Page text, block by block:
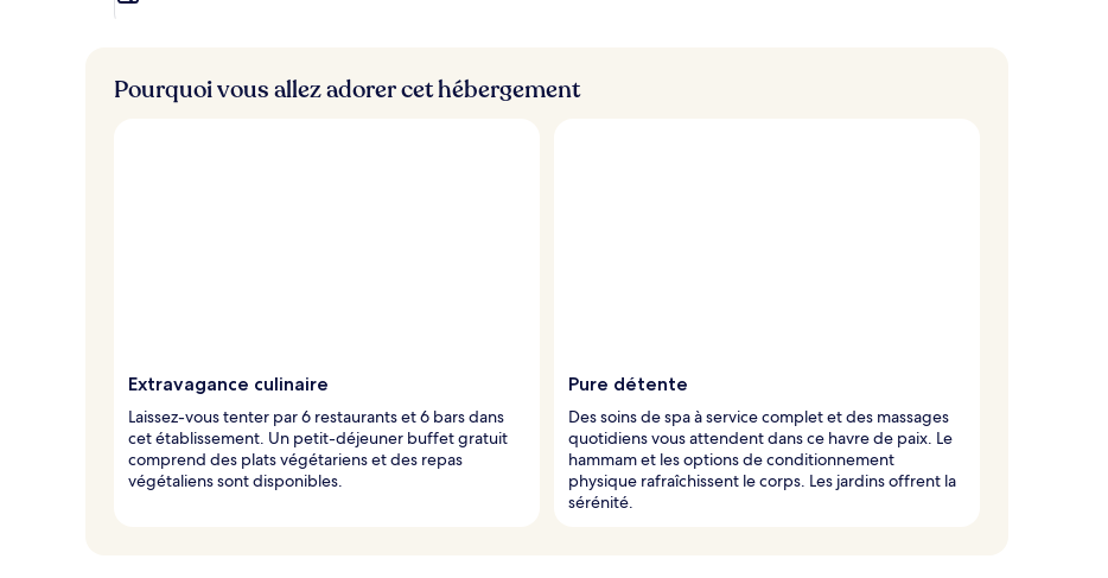
Pourquoi vous allez adorer cet hébergement
Extravagance culinaire
Laissez-vous tenter par 6 restaurants et 6 bars dans
cet établissement. Un petit-déjeuner buffet gratuit
comprend des plats végétariens et des repas
végétaliens sont disponibles.
Pure détente
Des soins de spa à service complet et des massages
quotidiens vous attendent dans ce havre de paix. Le
hammam et les options de conditionnement
physique rafraîchissent le corps. Les jardins offrent la
sérénité.